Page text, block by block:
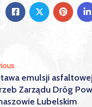
emulsji
Zarządu Dróg
Lubelskim